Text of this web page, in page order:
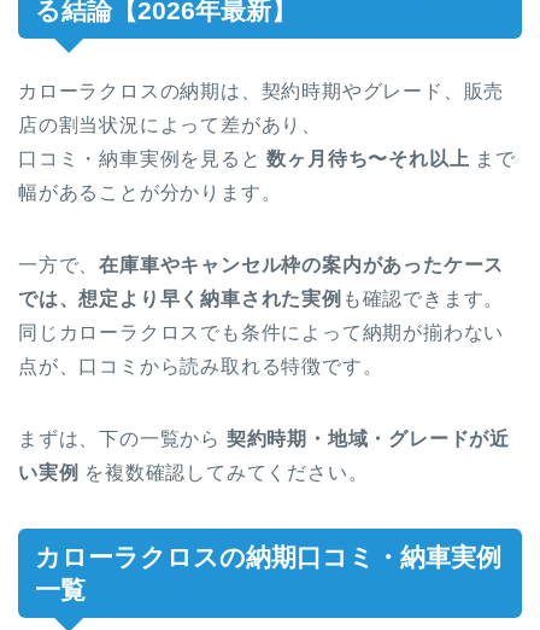
る結論【2026年最新】
カローラクロスの納期は、契約時期やグレード、販売
店の割当状況によって差があり、
口コミ・納車実例を見ると数ヶ月待ち〜それ以上 まで
幅があることが分かります。
一方で、在庫車やキャンセル枠の案内があったケース
では、想定より早く納車された実例 も確認できます。
同じカローラクロスでも条件によって納期が揃わない
点が、口コミから読み取れる特徴です。
まずは、下の一覧から 契約時期・地域・グレードが近
い実例 を複数確認してみてください。
カローラクロスの納期口コミ・納車実例
一覧